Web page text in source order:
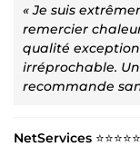
« Je suis
remercier
qualité
irréprochable.
recommande
NetServices ⭐⭐⭐⭐⭐